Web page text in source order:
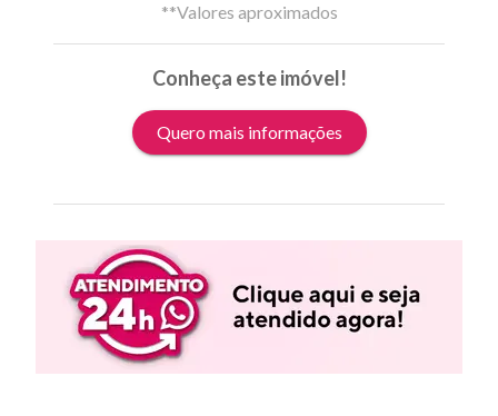
**Valores aproximados
Conheça este imóvel!
Quero mais informações